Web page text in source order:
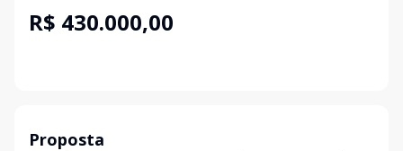
R$ 430.000,00
Proposta